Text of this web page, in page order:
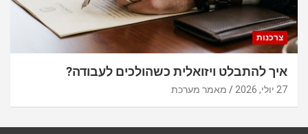
צרכנות
איך להתבלט ויזואלית כשהולכים לעבודה?
27 יולי, 2026 מאמר מערכת